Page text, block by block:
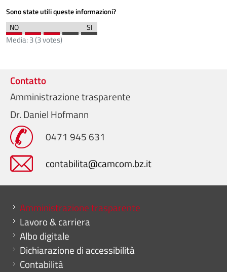
Sono state utili queste informazioni?
Media:3(3votes)
Contatto
Amministrazione trasparente
Dr. Daniel Hofmann
0471 945 631
contabilita@camcom.bz.it
Mini menu di servizio
Amministrazione trasparente
Lavoro & carriera
Albo digitale
Dichiarazione di accessibilità
Contabilità